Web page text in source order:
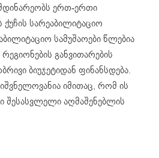
ერთ-ერთი
სარეაბილიტაციო
სამუშაოები წლებია
განვითარების
ბიუჯეტიდან ფინანსდება.
იმითაც, რომ ის
შესასვლელი აღმაშენებლის